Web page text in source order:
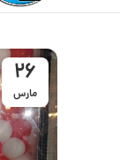
26
مارس